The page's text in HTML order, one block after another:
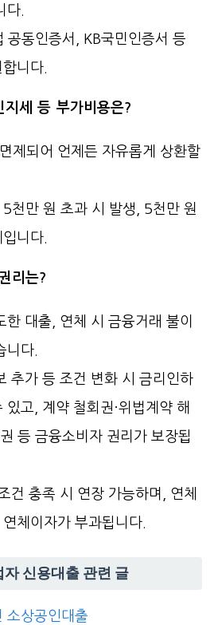
다.
공동인증서, KB국민인증서 등
니다.
세 등 부가비용은?
제되어 언제든 자유롭게 상환할
천만 원 초과 시 발생, 5천만 원
니다.
리는?
한 대출, 연체 시 금융거래 불이
니다.
추가 등 조건 변화 시 금리인하
있고, 계약 철회권·위법계약 해
등 금융소비자 권리가 보장됩
건 충족 시 연장 가능하며, 연체
체이자가 부과됩니다.
신용대출 관련 글
소상공인대출